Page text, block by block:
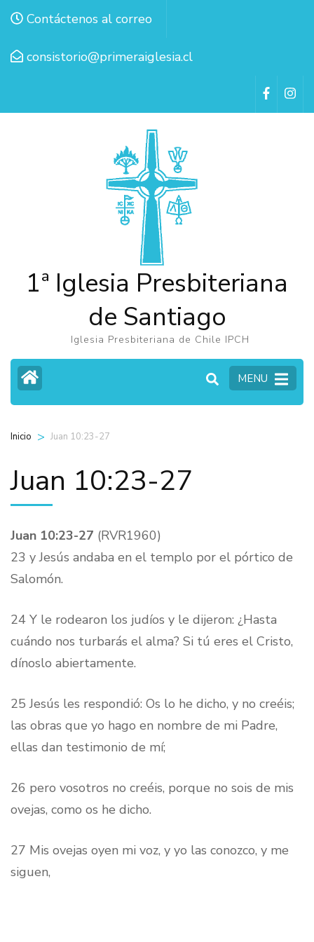
Contáctenos al correo
consistorio@primeraiglesia.cl
1ª Iglesia Presbiteriana
de Santiago
Iglesia Presbiteriana de Chile IPCH
MENU
Inicio > Juan 10:23-27
Juan 10:23-27
Juan 10:23-27 (RVR1960)
23 y Jesús andaba en el templo por el pórtico de
Salomón.
24 Y le rodearon los judíos y le dijeron: ¿Hasta
cuándo nos turbarás el alma? Si tú eres el Cristo,
dínoslo abiertamente.
25 Jesús les respondió: Os lo he dicho, y no creéis;
las obras que yo hago en nombre de mi Padre,
ellas dan testimonio de mí;
26 pero vosotros no creéis, porque no sois de mis
ovejas, como os he dicho.
27 Mis ovejas oyen mi voz, y yo las conozco, y me
siguen,